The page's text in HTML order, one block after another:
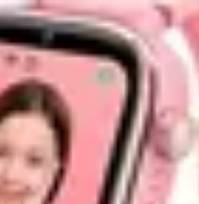
ScolairesRentrée Scolaire
Ressources